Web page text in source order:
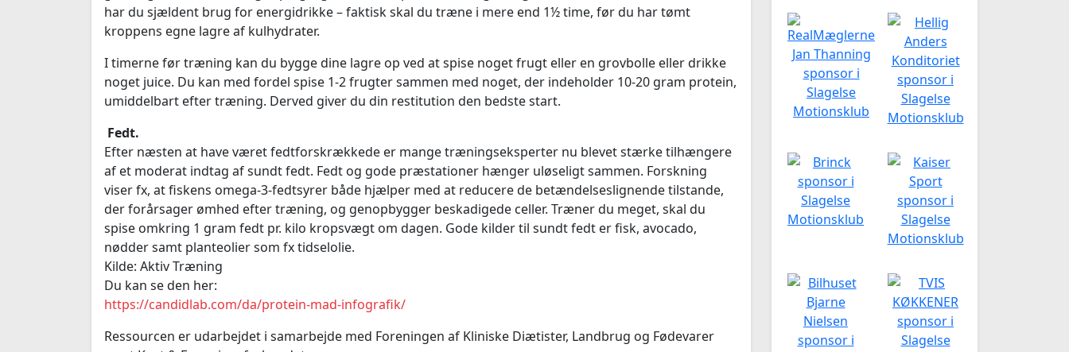
har du sjældent brug for energidrikke – faktisk skal du træne i mere end 1½ time, før du har tømt
kroppens egne lagre af kulhydrater.
I timerne før træning kan du bygge dine lagre op ved at spise noget frugt eller en grovbolle eller drikke
noget juice. Du kan med fordel spise 1-2 frugter sammen med noget, der indeholder 10-20 gram protein,
umiddelbart efter træning. Derved giver du din restitution den bedste start.
Fedt.
Efter næsten at have været fedtforskrækkede er mange træningseksperter nu blevet stærke tilhængere
af et moderat indtag af sundt fedt. Fedt og gode præstationer hænger uløseligt sammen. Forskning
viser fx, at fiskens omega-3-fedtsyrer både hjælper med at reducere de betændelseslignende tilstande,
der forårsager ømhed efter træning, og genopbygger beskadigede celler. Træner du meget, skal du
spise omkring 1 gram fedt pr. kilo kropsvægt om dagen. Gode kilder til sundt fedt er fisk, avocado,
nødder samt planteolier som fx tidselolie.
Kilde: Aktiv Træning
Du kan se den her:
https://candidlab.com/da/protein-mad-infografik/
Ressourcen er udarbejdet i samarbejde med Foreningen af Kliniske Diætister, Landbrug og Fødevarer